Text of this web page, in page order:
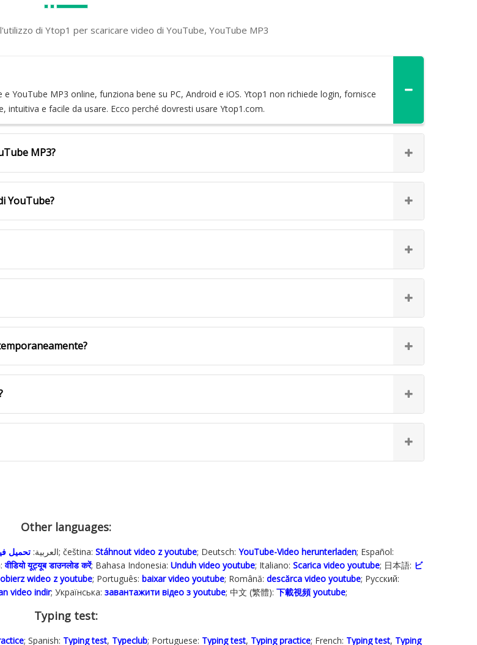
di Ytop1 per scaricare video di YouTube, YouTube MP3
YouTube MP3 online, funziona bene su PC, Android e iOS. Ytop1 non richiede login, fornisce
e facile da usare. Ecco perché dovresti usare Ytop1.com.
MP3?
YouTube?
Other languages:
; العربية: تحميل ; čeština: Stáhnout video z youtube; Deutsch: YouTube-Video herunterladen; Español:
वीडियो यूट्यूब डाउनलोड करें; Bahasa Indonesia‬: Unduh video youtube; Italiano: Scarica video youtube; 日本語: ビ
wideo z youtube; Português: baixar video youtube; Română: descărca video youtube; Русский:
video indir; Українська‬: завантажити відео з youtube; 中文 (繁體): 下載視頻 youtube;
Typing test:
; Spanish: Typing test, Typeclub; Portuguese: Typing test, Typing practice; French: Typing test, Typing